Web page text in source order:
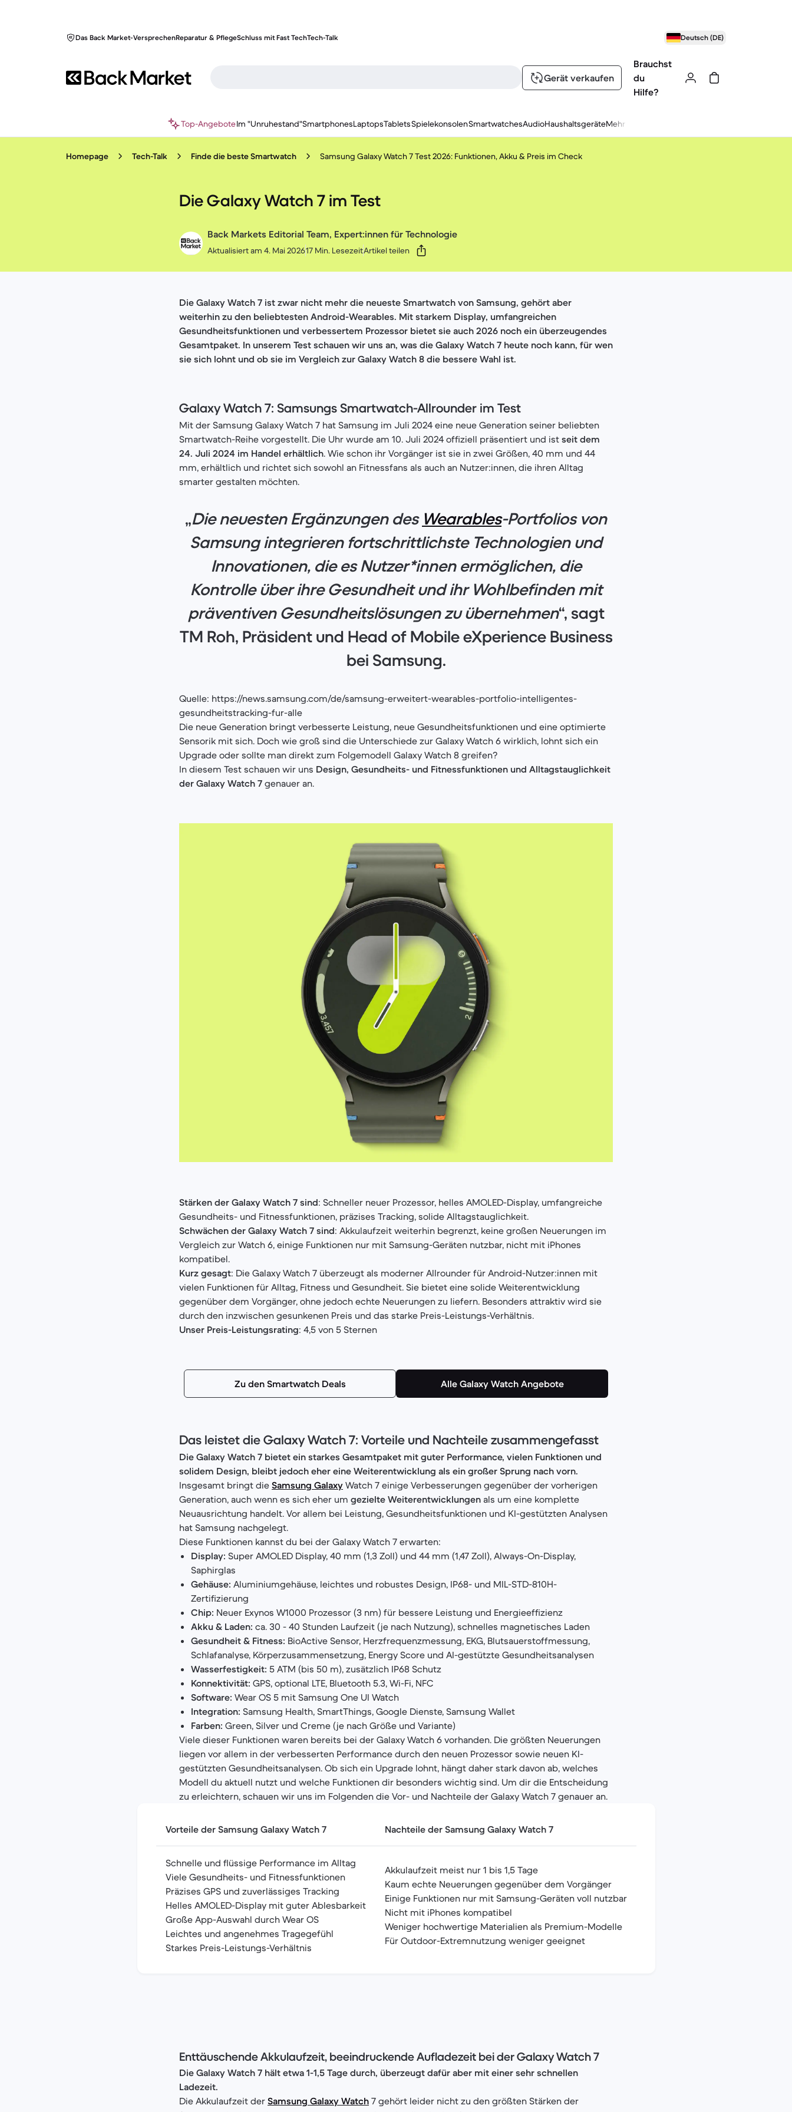
Das Back Market-VersprechenReparatur & PflegeSchluss mit Fast TechTech-Talk Deutsch (DE)
Gerät verkaufen
Brauchst
du
Hilfe?
Top-AngeboteIm "Unruhestand"SmartphonesLaptopsTabletsSpielekonsolenSmartwatchesAudioHaushaltsgeräteMehr
Homepage Tech-Talk Finde die beste Smartwatch Samsung Galaxy Watch 7 Test 2026: Funktionen, Akku & Preis im Check
Die Galaxy Watch 7 im Test
Back Markets Editorial Team, Expert:innen für Technologie
Aktualisiert am 4. Mai 202617 Min. LesezeitArtikel teilen
Die Galaxy Watch 7 ist zwar nicht mehr die neueste Smartwatch von Samsung, gehört aber
weiterhin zu den beliebtesten Android-Wearables. Mit starkem Display, umfangreichen
Gesundheitsfunktionen und verbessertem Prozessor bietet sie auch 2026 noch ein überzeugendes
Gesamtpaket. In unserem Test schauen wir uns an, was die Galaxy Watch 7 heute noch kann, für wen
sie sich lohnt und ob sie im Vergleich zur Galaxy Watch 8 die bessere Wahl ist.
Galaxy Watch 7: Samsungs Smartwatch-Allrounder im Test
Mit der Samsung Galaxy Watch 7 hat Samsung im Juli 2024 eine neue Generation seiner beliebten
Smartwatch-Reihe vorgestellt. Die Uhr wurde am 10. Juli 2024 offiziell präsentiert und ist seit dem
24. Juli 2024 im Handel erhältlich. Wie schon ihr Vorgänger ist sie in zwei Größen, 40 mm und 44
mm, erhältlich und richtet sich sowohl an Fitnessfans als auch an Nutzer:innen, die ihren Alltag
smarter gestalten möchten.
„Die neuesten Ergänzungen des Wearables-Portfolios von
Samsung integrieren fortschrittlichste Technologien und
Innovationen, die es Nutzer*innen ermöglichen, die
Kontrolle über ihre Gesundheit und ihr Wohlbefinden mit
präventiven Gesundheitslösungen zu übernehmen“, sagt
TM Roh, Präsident und Head of Mobile eXperience Business
bei Samsung.
Quelle: https://news.samsung.com/de/samsung-erweitert-wearables-portfolio-intelligentes-
gesundheitstracking-fur-alle
Die neue Generation bringt verbesserte Leistung, neue Gesundheitsfunktionen und eine optimierte
Sensorik mit sich. Doch wie groß sind die Unterschiede zur Galaxy Watch 6 wirklich, lohnt sich ein
Upgrade oder sollte man direkt zum Folgemodell Galaxy Watch 8 greifen?
In diesem Test schauen wir uns Design, Gesundheits- und Fitnessfunktionen und Alltagstauglichkeit
der Galaxy Watch 7 genauer an.
Stärken der Galaxy Watch 7 sind: Schneller neuer Prozessor, helles AMOLED-Display, umfangreiche
Gesundheits- und Fitnessfunktionen, präzises Tracking, solide Alltagstauglichkeit.
Schwächen der Galaxy Watch 7 sind: Akkulaufzeit weiterhin begrenzt, keine großen Neuerungen im
Vergleich zur Watch 6, einige Funktionen nur mit Samsung-Geräten nutzbar, nicht mit iPhones
kompatibel.
Kurz gesagt: Die Galaxy Watch 7 überzeugt als moderner Allrounder für Android-Nutzer:innen mit
vielen Funktionen für Alltag, Fitness und Gesundheit. Sie bietet eine solide Weiterentwicklung
gegenüber dem Vorgänger, ohne jedoch echte Neuerungen zu liefern. Besonders attraktiv wird sie
durch den inzwischen gesunkenen Preis und das starke Preis-Leistungs-Verhältnis.
Unser Preis-Leistungsrating: 4,5 von 5 Sternen
Zu den Smartwatch Deals Alle Galaxy Watch Angebote
Das leistet die Galaxy Watch 7: Vorteile und Nachteile zusammengefasst
Die Galaxy Watch 7 bietet ein starkes Gesamtpaket mit guter Performance, vielen Funktionen und
solidem Design, bleibt jedoch eher eine Weiterentwicklung als ein großer Sprung nach vorn.
Insgesamt bringt die Samsung Galaxy Watch 7 einige Verbesserungen gegenüber der vorherigen
Generation, auch wenn es sich eher um gezielte Weiterentwicklungen als um eine komplette
Neuausrichtung handelt. Vor allem bei Leistung, Gesundheitsfunktionen und KI-gestützten Analysen
hat Samsung nachgelegt.
Diese Funktionen kannst du bei der Galaxy Watch 7 erwarten:
Display: Super AMOLED Display, 40 mm (1,3 Zoll) und 44 mm (1,47 Zoll), Always-On-Display,
Saphirglas
Gehäuse: Aluminiumgehäuse, leichtes und robustes Design, IP68- und MIL-STD-810H-
Zertifizierung
Chip: Neuer Exynos W1000 Prozessor (3 nm) für bessere Leistung und Energieeffizienz
Akku & Laden: ca. 30 - 40 Stunden Laufzeit (je nach Nutzung), schnelles magnetisches Laden
Gesundheit & Fitness: BioActive Sensor, Herzfrequenzmessung, EKG, Blutsauerstoffmessung,
Schlafanalyse, Körperzusammensetzung, Energy Score und AI-gestützte Gesundheitsanalysen
Wasserfestigkeit: 5 ATM (bis 50 m), zusätzlich IP68 Schutz
Konnektivität: GPS, optional LTE, Bluetooth 5.3, Wi-Fi, NFC
Software: Wear OS 5 mit Samsung One UI Watch
Integration: Samsung Health, SmartThings, Google Dienste, Samsung Wallet
Farben: Green, Silver und Creme (je nach Größe und Variante)
Viele dieser Funktionen waren bereits bei der Galaxy Watch 6 vorhanden. Die größten Neuerungen
liegen vor allem in der verbesserten Performance durch den neuen Prozessor sowie neuen KI-
gestützten Gesundheitsanalysen. Ob sich ein Upgrade lohnt, hängt daher stark davon ab, welches
Modell du aktuell nutzt und welche Funktionen dir besonders wichtig sind. Um dir die Entscheidung
zu erleichtern, schauen wir uns im Folgenden die Vor- und Nachteile der Galaxy Watch 7 genauer an.
Vorteile der Samsung Galaxy Watch 7 Nachteile der Samsung Galaxy Watch 7
Schnelle und flüssige Performance im Alltag
Viele Gesundheits- und Fitnessfunktionen
Präzises GPS und zuverlässiges Tracking
Helles AMOLED-Display mit guter Ablesbarkeit
Große App-Auswahl durch Wear OS
Leichtes und angenehmes Tragegefühl
Starkes Preis-Leistungs-Verhältnis
Akkulaufzeit meist nur 1 bis 1,5 Tage
Kaum echte Neuerungen gegenüber dem Vorgänger
Einige Funktionen nur mit Samsung-Geräten voll nutzbar
Nicht mit iPhones kompatibel
Weniger hochwertige Materialien als Premium-Modelle
Für Outdoor-Extremnutzung weniger geeignet
Enttäuschende Akkulaufzeit, beeindruckende Aufladezeit bei der Galaxy Watch 7
Die Galaxy Watch 7 hält etwa 1-1,5 Tage durch, überzeugt dafür aber mit einer sehr schnellen
Ladezeit.
Die Akkulaufzeit der Samsung Galaxy Watch 7 gehört leider nicht zu den größten Stärken der